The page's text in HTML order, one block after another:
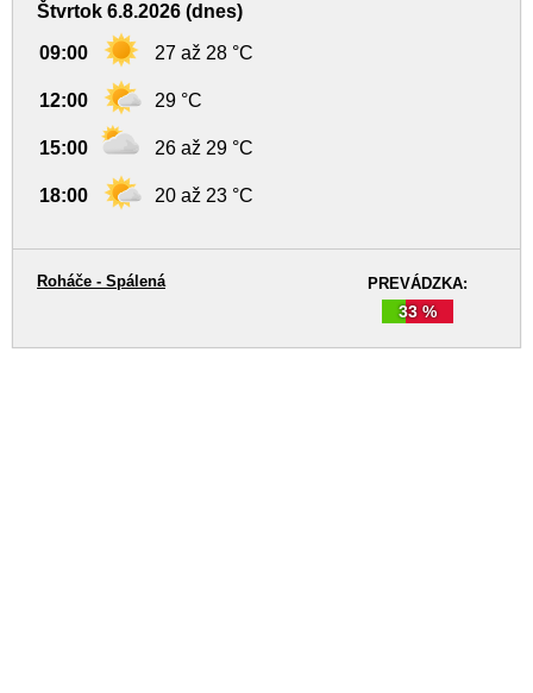
Štvrtok 6.8.2026 (dnes)
09:00 27 až 28 °C
12:00 29 °C
15:00 26 až 29 °C
18:00 20 až 23 °C
PREVÁDZKA:
33 %
Roháče - Spálená